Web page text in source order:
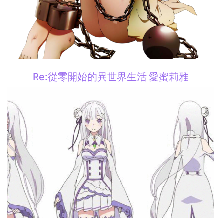
Re:從零開始的異世界生活 愛蜜莉雅